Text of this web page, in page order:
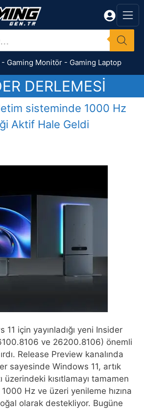
- Gaming Monitör - Gaming Laptop
DERLEMESI
sisteminde 1000 Hz
Aktif Hale Geldi
için yayınladığı yeni Insider
ve 26200.8106) önemli
Release Preview kanalında
sayesinde Windows 11, artık
üzerindeki kısıtlamayı tamamen
Hz ve üzeri yenileme hızına
olarak destekliyor. Bugüne